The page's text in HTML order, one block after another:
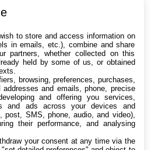
et Client VPN, Triple
d'accès et Bridge, contrôle
Téléphones Sans fil
[Version Française]
iPhone 15 Noir 128Go
contenus
de
wish to store and access information on
in emails, etc.), combine and share
partners, whether collected on this
held by some of us, or obtained
browsing, preferences, purchases,
and emails, phone, precise
and offering you services,
and ads across your devices and
post, SMS, phone, audio, and video),
their performance, and analysing
your consent at any time via the